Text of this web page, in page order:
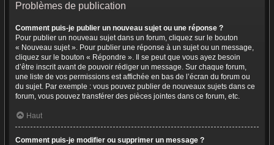
Problèmes de publication
Comment puis-je publier un nouveau sujet ou une réponse ?
Pour publier un nouveau sujet dans un forum, cliquez sur le bouton
« Nouveau sujet ». Pour publier une réponse à un sujet ou un message,
cliquez sur le bouton « Répondre ». Il se peut que vous ayez besoin
d’être inscrit avant de pouvoir rédiger un message. Sur chaque forum,
une liste de vos permissions est affichée en bas de l’écran du forum ou
du sujet. Par exemple : vous pouvez publier de nouveaux sujets dans ce
forum, vous pouvez transférer des pièces jointes dans ce forum, etc.
Haut
Comment puis-je modifier ou supprimer un message ?